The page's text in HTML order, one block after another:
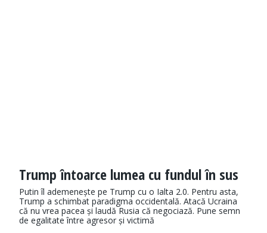
Trump întoarce lumea cu fundul în sus
Putin îl ademenește pe Trump cu o Ialta 2.0. Pentru asta,
Trump a schimbat paradigma occidentală. Atacă Ucraina
că nu vrea pacea și laudă Rusia că negociază. Pune semn
de egalitate între agresor și victimă